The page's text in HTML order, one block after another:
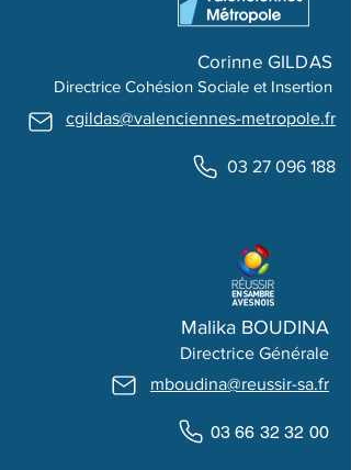
Corinne GILDAS
Directrice Cohésion Sociale et Insertion
cgildas@valenciennes-metropole.fr
03 27 096 188
Malika BOUDINA
Directrice Générale
mboudina@reussir-sa.fr
03 66 32 32 00